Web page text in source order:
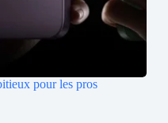
pour les pros